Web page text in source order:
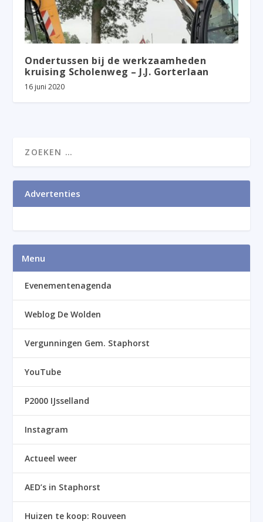
Ondertussen bij de werkzaamheden
kruising Scholenweg – J.J. Gorterlaan
16 juni 2020
Advertenties
Menu
Evenementenagenda
Weblog De Wolden
Vergunningen Gem. Staphorst
YouTube
P2000 IJsselland
Instagram
Actueel weer
AED’s in Staphorst
Huizen te koop: Rouveen